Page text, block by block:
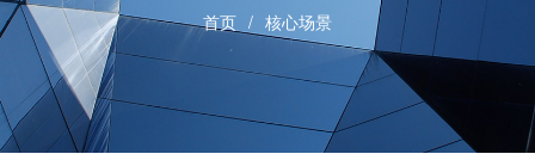
首页 核心场景